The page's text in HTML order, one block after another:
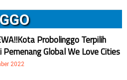
Probolinggo Terpilih
Pemenang Global We Love Cities
2022